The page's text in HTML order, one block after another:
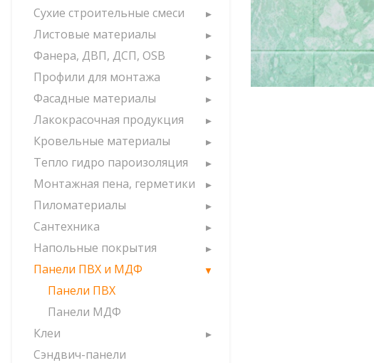
Сухие строительные смеси
Листовые материалы
Фанера, ДВП, ДСП, OSB
Профили для монтажа
Фасадные материалы
Лакокрасочная продукция
Кровельные материалы
Тепло гидро пароизоляция
Монтажная пена, герметики
Пиломатериалы
Сантехника
Напольные покрытия
Панели ПВХ и МДФ
Панели ПВХ
Панели МДФ
Клеи
Сэндвич-панели